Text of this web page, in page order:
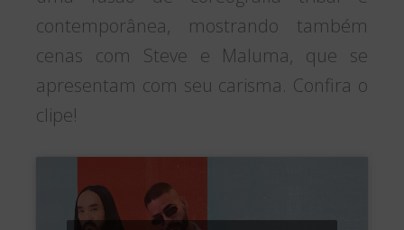
contemporânea, mostrando também
cenas com Steve e Maluma, que se
apresentam com seu carisma. Confira o
clipe!